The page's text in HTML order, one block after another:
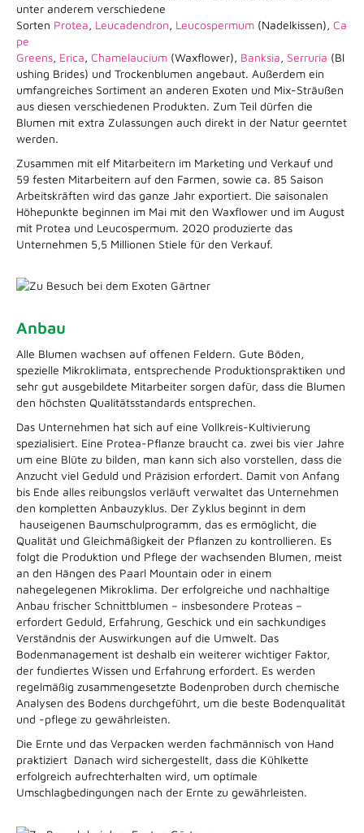
unter anderem verschiedene
Sorten Protea, Leucadendron, Leucospermum (Nadelkissen), Ca
pe
Greens, Erica, Chamelaucium (Waxflower), Banksia, Serruria (Bl
ushing Brides) und Trockenblumen angebaut. Außerdem ein
umfangreiches Sortiment an anderen Exoten und Mix-Sträußen
aus diesen verschiedenen Produkten. Zum Teil dürfen die
Blumen mit extra Zulassungen auch direkt in der Natur geerntet
werden.
Zusammen mit elf Mitarbeitern im Marketing und Verkauf und
59 festen Mitarbeitern auf den Farmen, sowie ca. 85 Saison
Arbeitskräften wird das ganze Jahr exportiert. Die saisonalen
Höhepunkte beginnen im Mai mit den Waxflower und im August
mit Protea und Leucospermum. 2020 produzierte das
Unternehmen 5,5 Millionen Stiele für den Verkauf.
Anbau
Alle Blumen wachsen auf offenen Feldern. Gute Böden,
spezielle Mikroklimata, entsprechende Produktionspraktiken und
sehr gut ausgebildete Mitarbeiter sorgen dafür, dass die Blumen
den höchsten Qualitätsstandards entsprechen.
Das Unternehmen hat sich auf eine Vollkreis-Kultivierung
spezialisiert. Eine Protea-Pflanze braucht ca. zwei bis vier Jahre
um eine Blüte zu bilden, man kann sich also vorstellen, dass die
Anzucht viel Geduld und Präzision erfordert. Damit von Anfang
bis Ende alles reibungslos verläuft verwaltet das Unternehmen
den kompletten Anbauzyklus. Der Zyklus beginnt in dem
hauseigenen Baumschulprogramm, das es ermöglicht, die
Qualität und Gleichmäßigkeit der Pflanzen zu kontrollieren. Es
folgt die Produktion und Pflege der wachsenden Blumen, meist
an den Hängen des Paarl Mountain oder in einem
nahegelegenen Mikroklima. Der erfolgreiche und nachhaltige
Anbau frischer Schnittblumen – insbesondere Proteas –
erfordert Geduld, Erfahrung, Geschick und ein sachkundiges
Verständnis der Auswirkungen auf die Umwelt. Das
Bodenmanagement ist deshalb ein weiterer wichtiger Faktor,
der fundiertes Wissen und Erfahrung erfordert. Es werden
regelmäßig zusammengesetzte Bodenproben durch chemische
Analysen des Bodens durchgeführt, um die beste Bodenqualität
und -pflege zu gewährleisten.
Die Ernte und das Verpacken werden fachmännisch von Hand
praktiziert Danach wird sichergestellt, dass die Kühlkette
erfolgreich aufrechterhalten wird, um optimale
Umschlagbedingungen nach der Ernte zu gewährleisten.